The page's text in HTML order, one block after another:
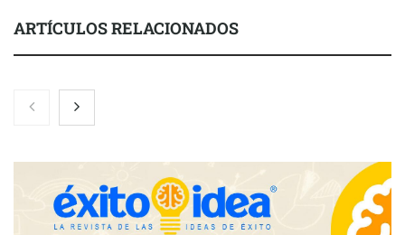
ARTÍCULOS RELACIONADOS
Nicols presenta seis modelos de anillos de compromiso para el
eclipse solar del 12 de agosto
Zoomex mejora su Strategy Center con herramientas
avanzadas para trading estratégico